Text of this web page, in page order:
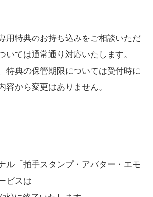
用特典のお持ち込みをご相談いただ
いては通常通り対応いたします。
特典の保管期限については受付時に
容から変更はありません。
ル「拍手スタンプ・アバター・エモ
ビスは